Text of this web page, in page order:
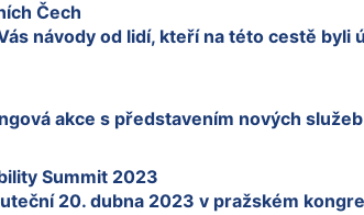
Čech
návody od lidí, kteří na této cestě byli
akce s představením nových
Summit 2023
20. dubna 2023 v pražském